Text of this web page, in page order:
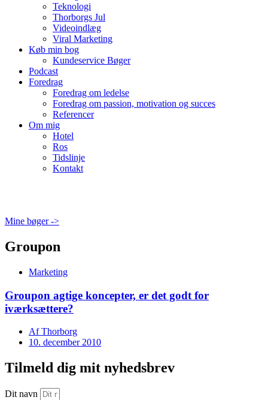
Teknologi
Thorborgs Jul
Videoindlæg
Viral Marketing
Køb min bog
Kundeservice Bøger
Podcast
Foredrag
Foredrag om ledelse
Foredrag om passion, motivation og succes
Referencer
Om mig
Hotel
Ros
Tidslinje
Kontakt
Mine bøger ->
Groupon
Marketing
Groupon agtige koncepter, er det godt for
iværksættere?
AfThorborg
10. december 2010
Tilmeld dig mit nyhedsbrev
Dit navn